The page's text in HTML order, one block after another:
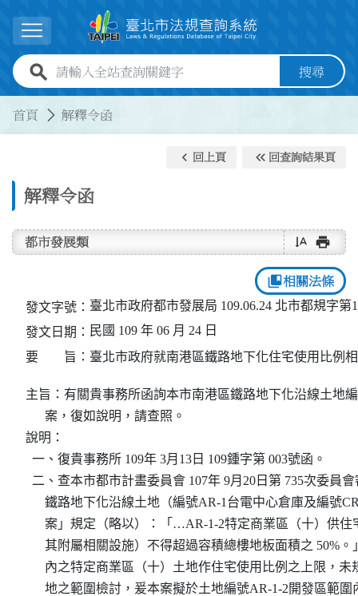
展開選單
全站查詢關鍵字欄位 搜尋
首頁 解釋令函
解釋令函
keyboard_arrow_left 回上頁 keyboard_double_arrow_left 回查詢結果頁
都市發展類 text_rotate_vertical print
collections_bookmark相關法條
發文字號： 臺北市政府都市發展局 109.06.24 北市都規字第
發文日期： 民國 109 年 06 月 24 日
要 旨： 臺北市政府就南港區鐵路地下化住宅使用比例
主旨：有關貴事務所函詢本市南港區鐵路地下化沿線土地
      案，復如說明，請查照。
說明：
  一、復貴事務所 109年 3月13日 109鍾字第 003號函。
二、查本市都市計畫委員會 107年 9月20日第 735次委員
鐵路地下化沿線土地（編號AR-1台電中心倉庫及編號
案」規定（略以）：「…AR-1-2特定商業區（十）供
其附屬相關設施）不得超過容積總樓地板面積之 50%
內之特定商業區（十）土地作住宅使用比例之上限，
地之範圍檢討，爰本案擬於土地編號AR-1-2開發區範